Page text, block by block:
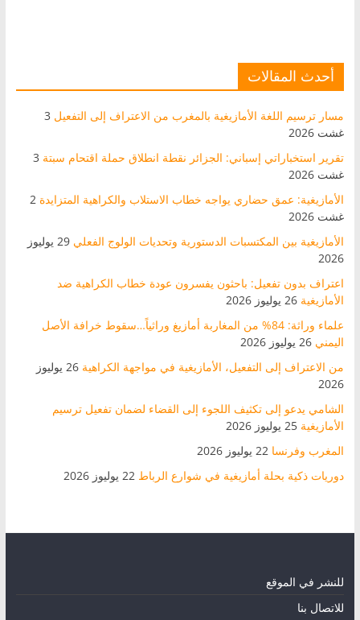
أحدث المقالات
مسار ترسيم اللغة الأمازيغية بالمغرب من الاعتراف إلى التفعيل 3
غشت 2026
تقرير استخباراتي إسباني: الجزائر نقطة انطلاق حملة اقتحام سبتة 3
غشت 2026
الأمازيغية: عمق حضاري يواجه خطاب الاستلاب والكراهية المتزايدة 2
غشت 2026
الأمازيغية بين المكتسبات الدستورية وتحديات الولوج الفعلي
29 يوليوز
2026
اعتراف بدون تفعيل: باحثون يفسرون عودة خطاب الكراهية ضد
الأمازيغية 26 يوليوز 2026
علماء وراثة: 84% من المغاربة أمازيغ وراثياً…سقوط خرافة الأصل
اليمني 26 يوليوز 2026
من الاعتراف إلى التفعيل، الأمازيغية في مواجهة الكراهية
26 يوليوز
2026
الشامي يدعو إلى تكثيف اللجوء إلى القضاء لضمان تفعيل ترسيم
الأمازيغية 25 يوليوز 2026
المغرب وفرنسا 22 يوليوز 2026
دوريات ذكية بحلة أمازيغية في شوارع الرباط 22 يوليوز 2026
للنشر في الموقع
للاتصال بنا